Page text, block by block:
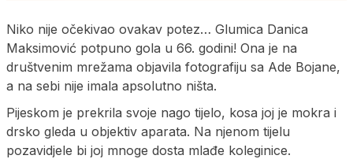
Niko nije očekivao ovakav potez… Glumica Danica
Maksimović potpuno gola u 66. godini! Ona je na
društvenim mrežama objavila fotografiju sa Ade Bojane,
a na sebi nije imala apsolutno ništa.
Pijeskom je prekrila svoje nago tijelo, kosa joj je mokra i
drsko gleda u objektiv aparata. Na njenom tijelu
pozavidjele bi joj mnoge dosta mlađe koleginice.